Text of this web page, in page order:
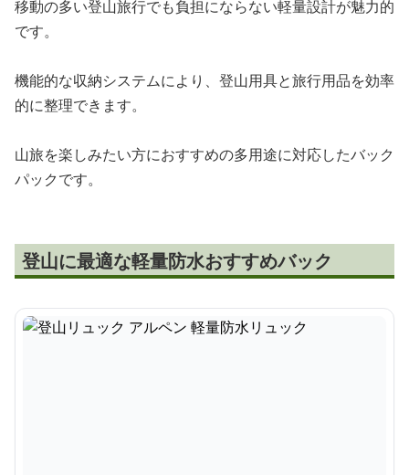
移動の多い登山旅行でも負担にならない軽量設計が魅力的
です。
機能的な収納システムにより、登山用具と旅行用品を効率
的に整理できます。
山旅を楽しみたい方におすすめの多用途に対応したバック
パックです。
登山に最適な軽量防水おすすめバック